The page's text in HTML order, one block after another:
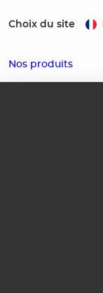
Choix du site
Nos produits